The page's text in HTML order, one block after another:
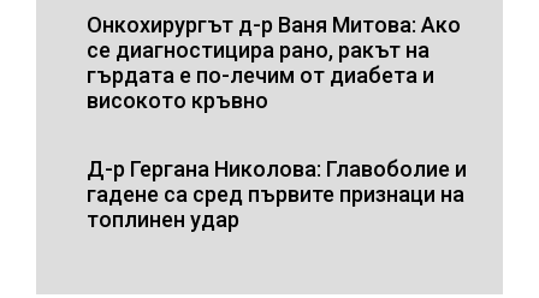
Онкохирургът д-р Ваня Митова: Ако
се диагностицира рано, ракът на
гърдата е по-лечим от диабета и
високото кръвно
Д-р Гергана Николова: Главоболие и
гадене са сред първите признаци на
топлинен удар